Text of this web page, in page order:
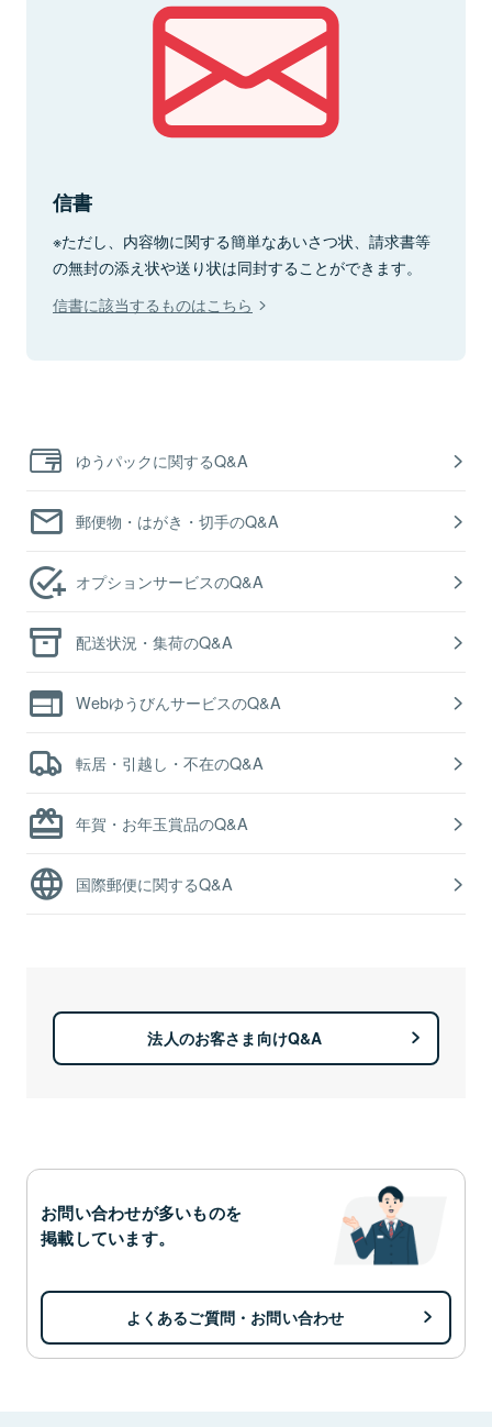
信書
※ただし、内容物に関する簡単なあいさつ状、請求書等
の無封の添え状や送り状は同封することができます。
信書に該当するものはこちら
ゆうパックに関するQ&A
郵便物・はがき・切手のQ&A
オプションサービスのQ&A
配送状況・集荷のQ&A
WebゆうびんサービスのQ&A
転居・引越し・不在のQ&A
年賀・お年玉賞品のQ&A
国際郵便に関するQ&A
法人のお客さま向けQ&A
お問い合わせが多いものを
掲載しています。
よくあるご質問・お問い合わせ